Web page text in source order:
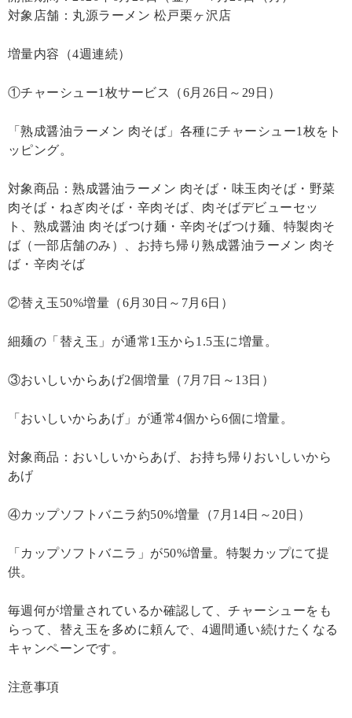
対象店舗：丸源ラーメン 松戸栗ヶ沢店
増量内容（4週連続）
①チャーシュー1枚サービス（6月26日～29日）
「熟成醤油ラーメン 肉そば」各種にチャーシュー1枚をト
ッピング。
対象商品：熟成醤油ラーメン 肉そば・味玉肉そば・野菜
肉そば・ねぎ肉そば・辛肉そば、肉そばデビューセッ
ト、熟成醤油 肉そばつけ麺・辛肉そばつけ麺、特製肉そ
ば（一部店舗のみ）、お持ち帰り熟成醤油ラーメン 肉そ
ば・辛肉そば
②替え玉50%増量（6月30日～7月6日）
細麺の「替え玉」が通常1玉から1.5玉に増量。
③おいしいからあげ2個増量（7月7日～13日）
「おいしいからあげ」が通常4個から6個に増量。
対象商品：おいしいからあげ、お持ち帰りおいしいから
あげ
④カップソフトバニラ約50%増量（7月14日～20日）
「カップソフトバニラ」が50%増量。特製カップにて提
供。
毎週何が増量されているか確認して、チャーシューをも
らって、替え玉を多めに頼んで、4週間通い続けたくなる
キャンペーンです。
注意事項